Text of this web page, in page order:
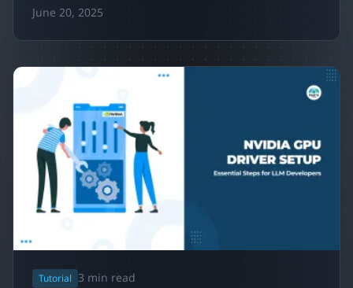
June 20, 2025
Tutorial 3 min read